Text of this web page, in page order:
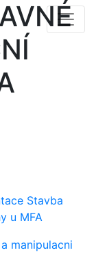
Stavba
u MFA
manipulacni